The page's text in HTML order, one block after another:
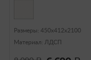
Размеры: 450х412х2100
Материал: ЛДСП